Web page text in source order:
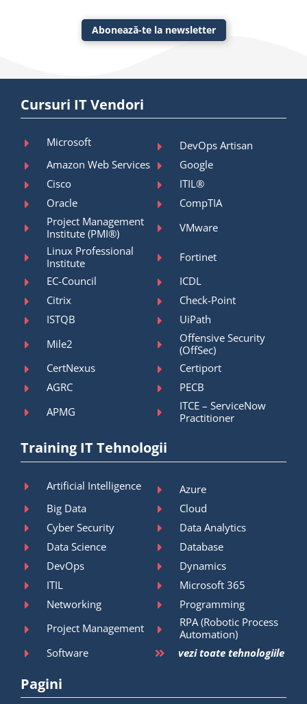
Abonează-te la newsletter
Cursuri IT Vendori
Microsoft
DevOps Artisan
Amazon Web Services
Google
Cisco
ITIL®
Oracle
CompTIA
Project Management
Institute (PMI®)
VMware
Linux Professional
Institute
Fortinet
EC-Council
ICDL
Citrix
Check-Point
ISTQB
UiPath
Mile2
Offensive Security
(OffSec)
CertNexus
Certiport
AGRC
PECB
APMG
ITCE – ServiceNow
Practitioner
Training IT Tehnologii
Artificial Intelligence
Azure
Big Data
Cloud
Cyber Security
Data Analytics
Data Science
Database
DevOps
Dynamics
ITIL
Microsoft 365
Networking
Programming
Project Management
RPA (Robotic Process
Automation)
Software
vezi toate tehnologiile
Pagini